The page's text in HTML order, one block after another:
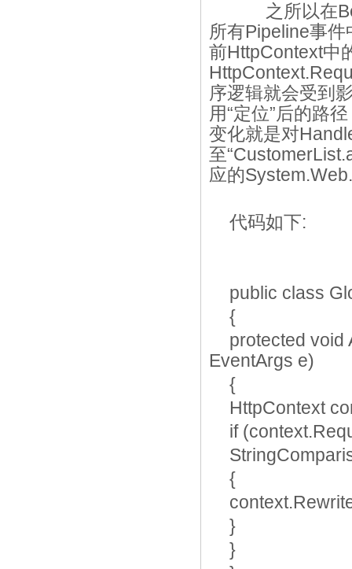
之所以在
所有Pipeline事件
前HttpContext中
序逻辑就会受到
用“定位”后的路
变化就是对
至
应的
代码如下:
public class
{
protected void
EventArgs e)
{
HttpContext
if
{
}
}